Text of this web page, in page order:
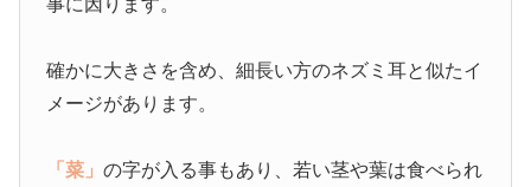
事に因ります。
確かに大きさを含め、細長い方のネズミ耳と似たイ
メージがあります。
「菜」の字が入る事もあり、若い茎や葉は食べられ